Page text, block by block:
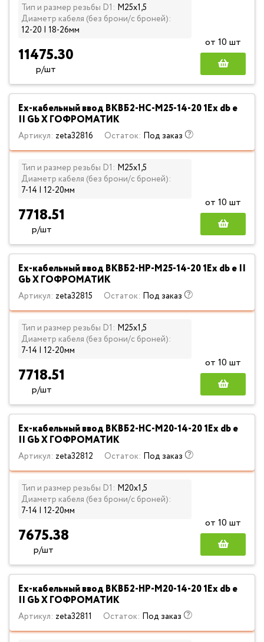
Тип и размер резьбы D1: М25х1,5
Диаметр кабеля (без брони/с броней):
12-20 | 18-26мм
11475.30
р/шт
от 10 шт
Ех-кабельный ввод ВКВБ2-НС-M25-14-20 1Ex db e
II Gb X ГОФРОМАТИК
Артикул: zeta32816 Остаток: Под заказ
Тип и размер резьбы D1: М25х1,5
Диаметр кабеля (без брони/с броней):
7-14 | 12-20мм
7718.51
р/шт
от 10 шт
Ех-кабельный ввод ВКВБ2-НР-M25-14-20 1Ex db e II
Gb X ГОФРОМАТИК
Артикул: zeta32815 Остаток: Под заказ
Тип и размер резьбы D1: М25х1,5
Диаметр кабеля (без брони/с броней):
7-14 | 12-20мм
7718.51
р/шт
от 10 шт
Ех-кабельный ввод ВКВБ2-НС-M20-14-20 1Ex db e
II Gb X ГОФРОМАТИК
Артикул: zeta32812 Остаток: Под заказ
Тип и размер резьбы D1: М20х1,5
Диаметр кабеля (без брони/с броней):
7-14 | 12-20мм
7675.38
р/шт
от 10 шт
Ех-кабельный ввод ВКВБ2-НР-M20-14-20 1Ex db e
II Gb X ГОФРОМАТИК
Артикул: zeta32811 Остаток: Под заказ